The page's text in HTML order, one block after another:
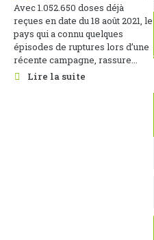
Avec 1.052.650 doses déjà
reçues en date du 18 août 2021, le
pays qui a connu quelques
épisodes de ruptures lors d’une
récente campagne, rassure...
Lire la suite